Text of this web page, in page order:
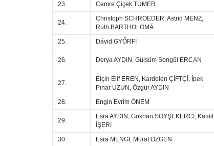
23.
Cemre Çiçek TÜMER
24.
Christoph SCHROEDER, Astrid MENZ,
Ruth BARTHOLOMÄ
25.
Dávid GYŐRFI
26. Derya AYDIN, Gülsüm Songül ERCAN
27.
Elçin Elif EREN, Kardelen ÇİFTÇİ, İpek
Pınar UZUN, Özgür AYDIN
28.
Engin Evrim ÖNEM
29.
Esra AYDIN, Gökhan SOYŞEKERCİ, Kamil
İŞERİ
30.
Esra MENGİ, Murat ÖZGEN